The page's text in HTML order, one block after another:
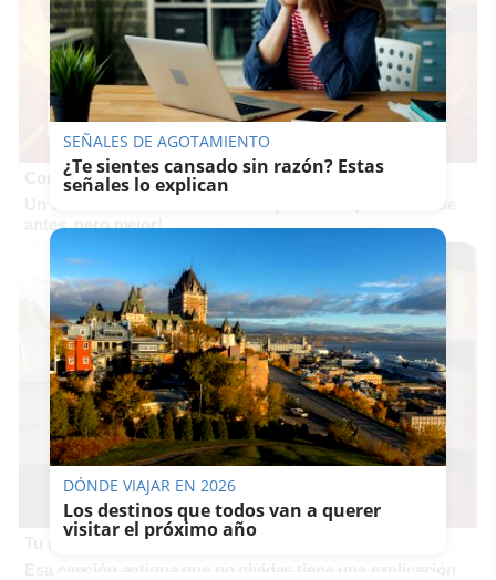
Corepunk MMORPG
Un verdadero MMORPG de la vieja escuela ¡Cómo los de
antes, pero mejor!
Tu memoria y la música
SEÑALES DE AGOTAMIENTO
¿Te sientes cansado sin razón? Estas
señales lo explican
DÓNDE VIAJAR EN 2026
Los destinos que todos van a querer
visitar el próximo año